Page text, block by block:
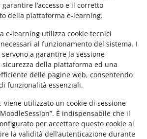
l’accesso e il corretto
della piattaforma e-learning.
e-learning utilizza cookie tecnici
al funzionamento del sistema. I
a garantire la sessione
sicurezza della piattaforma ed una
delle pagine web, consentendo
funzionalità essenziali.
viene utilizzato un cookie di sessione
È indispensabile che il
per accettare questo cookie al
la validità dell’autenticazione durante